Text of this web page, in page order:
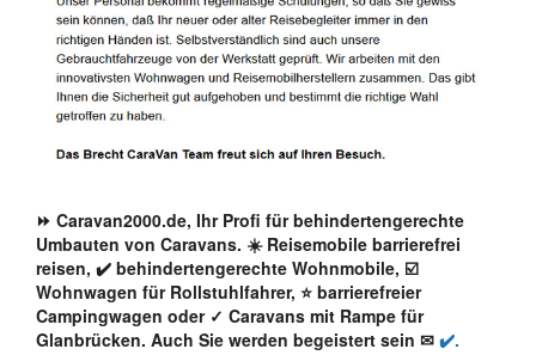
⏩ Caravan2000.de, Ihr Profi für behindertengerechte
Umbauten von Caravans. ☀️ Reisemobile barrierefrei
reisen, ✔️ behindertengerechte Wohnmobile, ☑️
Wohnwagen für Rollstuhlfahrer, ⭐ barrierefreier
Campingwagen oder ✓ Caravans mit Rampe für
Glanbrücken. Auch Sie werden begeistert sein ✉ ✔️.